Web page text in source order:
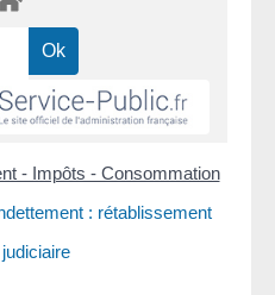
- Impôts - Consommation
: rétablissement